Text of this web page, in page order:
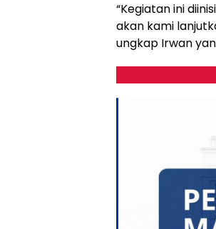
​“Kegiatan ini
akan kami
ungkap Irwan